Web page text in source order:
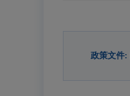
政策文件: